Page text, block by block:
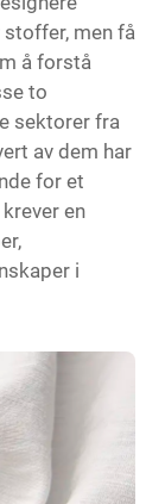
men få
å forstå
to
sektorer fra
av dem har
for et
en
i